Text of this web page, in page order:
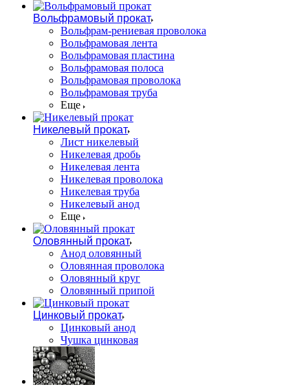
Вольфрамовый прокат
Вольфрам-рениевая проволока
Вольфрамовая лента
Вольфрамовая пластина
Вольфрамовая полоса
Вольфрамовая проволока
Вольфрамовая труба
Еще
Никелевый прокат
Лист никелевый
Никелевая дробь
Никелевая лента
Никелевая проволока
Никелевая труба
Никелевый анод
Еще
Оловянный прокат
Анод оловянный
Оловянная проволока
Оловянный круг
Оловянный припой
Цинковый прокат
Цинковый анод
Чушка цинковая